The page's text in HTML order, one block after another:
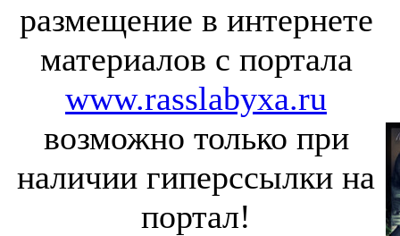
размещение в интернете
материалов с портала
www.rasslabyxa.ru
возможно только при
наличии гиперссылки на
портал!